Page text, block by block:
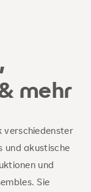
mehr
verschiedenster
und akustische
und
Sie